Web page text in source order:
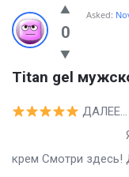
0
Asked:
Titan gel
ДАЛЕЕ…
Я увеличил
крем Смотри здесь!